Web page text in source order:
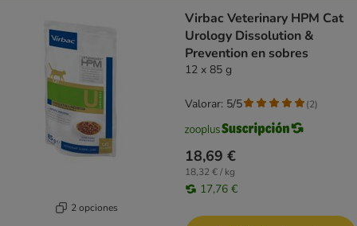
2 opciones
Virbac Veterinary HPM Cat
Urology Dissolution &
Prevention en sobres
12 x 85 g
18,69 €
18,32 € / kg
17,76 €
Valorar: 5/5 (2)